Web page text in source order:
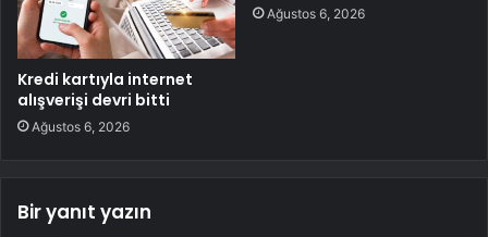
Kredi kartıyla internet
alışverişi devri bitti
Ağustos 6, 2026
Ağustos 6, 2026
Bir yanıt yazın